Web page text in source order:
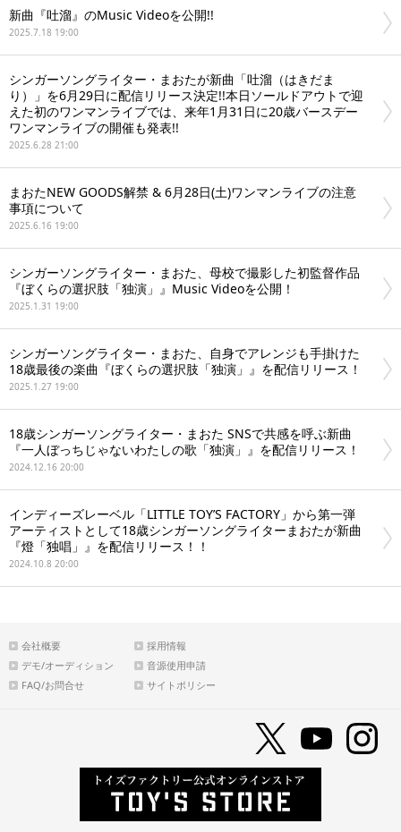
新曲『吐溜』のMusic Videoを公開!!
2025.7.18 19:00
シンガーソングライター・まおたが新曲「吐溜（はきだま
り）」を6月29日に配信リリース決定!!本日ソールドアウトで迎
えた初のワンマンライブでは、来年1月31日に20歳バースデー
ワンマンライブの開催も発表!!
2025.6.28 21:00
まおたNEW GOODS解禁 & 6月28日(土)ワンマンライブの注意
事項について
2025.6.16 19:00
シンガーソングライター・まおた、母校で撮影した初監督作品
『ぼくらの選択肢「独演」』Music Videoを公開！
2025.1.31 19:00
シンガーソングライター・まおた、自身でアレンジも手掛けた
18歳最後の楽曲『ぼくらの選択肢「独演」』を配信リリース！
2025.1.27 19:00
18歳シンガーソングライター・まおた SNSで共感を呼ぶ新曲
『一人ぼっちじゃないわたしの歌「独演」』を配信リリース！
2024.12.16 20:00
インディーズレーベル「LITTLE TOY’S FACTORY」から第一弾
アーティストとして18歳シンガーソングライターまおたが新曲
『燈「独唱」』を配信リリース！！
2024.10.8 20:00
会社概要
採用情報
デモ/オーディション
音源使用申請
FAQ/お問合せ
サイトポリシー